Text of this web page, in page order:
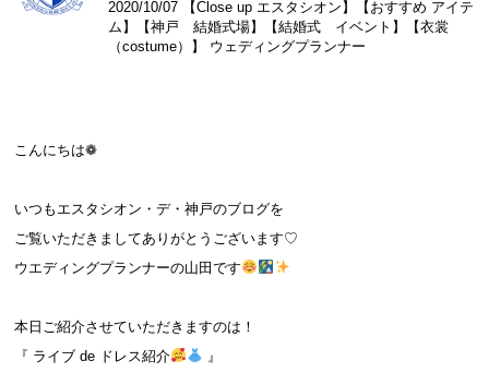
2020/10/07 【Close up エスタシオン 】【 おすすめ アイテ
ム 】【神戸 結婚式場】【結婚式 イベント 】【衣裳
（costume）
】 ウェディングプランナー
こんにちは❁
いつもエスタシオン・デ・神戸のブログを
ご覧いただきましてありがとうございます♡
ウエディングプランナーの山田です
本日ご紹介させていただきますのは！
『 ライブ de ドレス紹介
』